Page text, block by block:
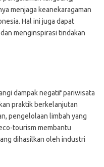
menjaga keanekaragaman
Hal ini juga dapat
menginspirasi tindakan
dampak negatif pariwisata
praktik berkelanjutan
pengelolaan limbah yang
tourism membantu
dihasilkan oleh industri